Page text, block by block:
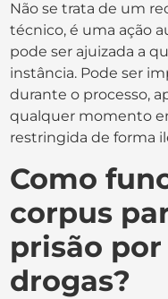
Não se trata de um
técnico, é uma ação
pode ser ajuizada a
instância. Pode ser
durante o processo,
qualquer momento
restringida de forma
Como
corpus
prisão
drogas?